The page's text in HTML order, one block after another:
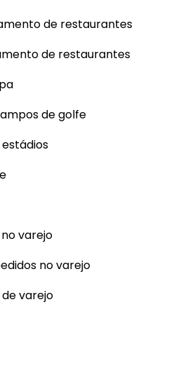
de restaurantes
de restaurantes
de golfe
varejo
no varejo
varejo